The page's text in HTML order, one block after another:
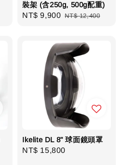
裝架 (含250g, 500g配重)
Sale
NT$ 9,900 Regular
NT$ 12,400
Ikelite DL 8" 球面鏡頭罩
Regular
NT$ 15,800